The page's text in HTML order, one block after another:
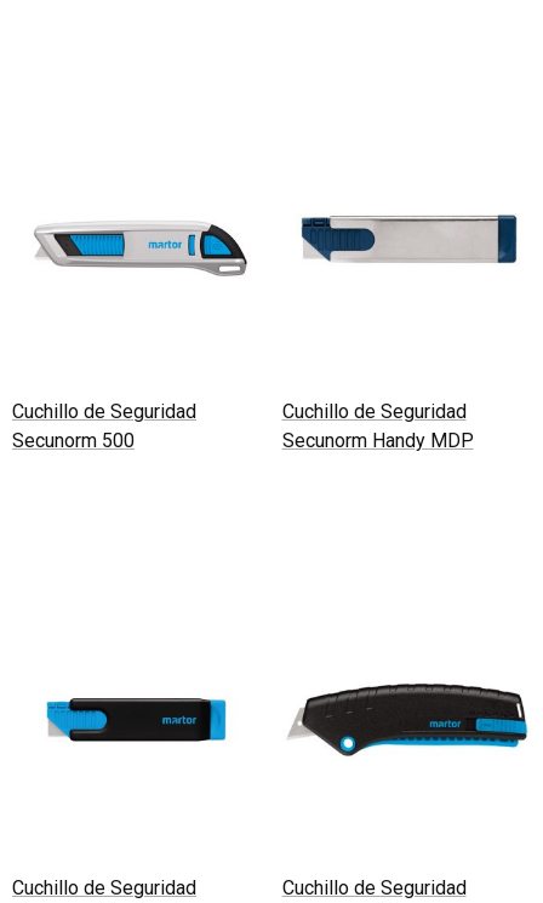
Cuchillo de Seguridad
Secunorm 500
Cuchillo de Seguridad
Secunorm Handy MDP
Cuchillo de Seguridad
Cuchillo de Seguridad